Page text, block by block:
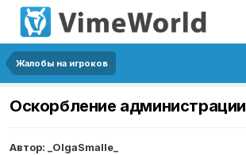
Жалобы на игроков
Оскорбление администрации
Автор: _OlgaSmalle_